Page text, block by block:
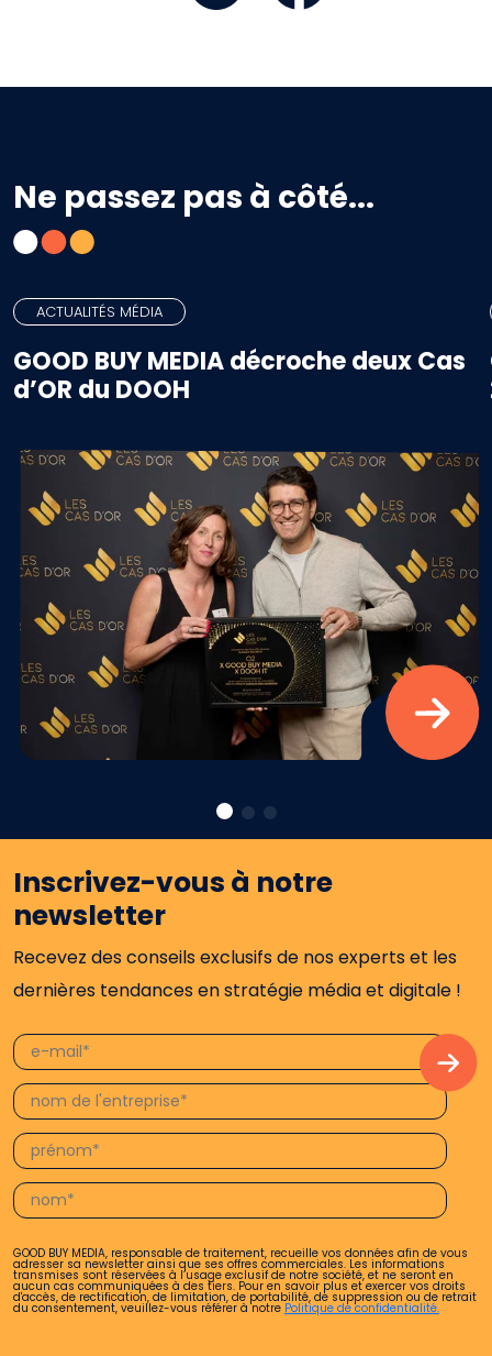
Ne passez pas à côté...
ACTUALITÉS MÉDIA
GOOD BUY MEDIA décroche deux Cas
d’OR du DOOH
Inscrivez-vous à notre
newsletter
Recevez des conseils exclusifs de nos experts et les
dernières tendances en stratégie média et digitale !
GOOD BUY MEDIA, responsable de traitement, recueille vos données afin de vous
adresser sa newsletter ainsi que ses offres commerciales. Les informations
transmises sont réservées à l’usage exclusif de notre société, et ne seront en
aucun cas communiquées à des tiers. Pour en savoir plus et exercer vos droits
d'accès, de rectification, de limitation, de portabilité, de suppression ou de retrait
du consentement, veuillez-vous référer à notre Politique de confidentialité.